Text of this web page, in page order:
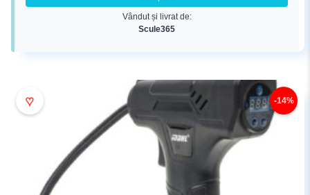
Vândut și livrat de:
Scule365
♥ -14%